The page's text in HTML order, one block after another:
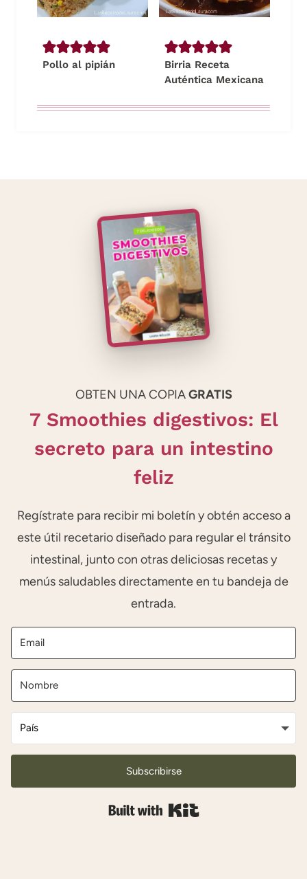
Pollo al pipián
Birria Receta
Auténtica Mexicana
OBTEN UNA COPIAGRATIS
7 Smoothies digestivos: El
secreto para un intestino
feliz
Regístrate para recibir mi boletín y obtén acceso a
este útil recetario diseñado para regular el tránsito
intestinal, junto con otras deliciosas recetas y
menús saludables directamente en tu bandeja de
entrada.
Subscribirse
Built with Kit